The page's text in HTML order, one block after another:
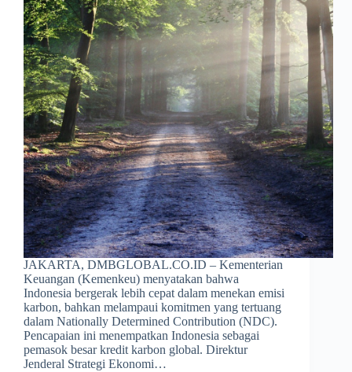
JAKARTA, DMBGLOBAL.CO.ID – Kementerian
Keuangan (Kemenkeu) menyatakan bahwa
Indonesia bergerak lebih cepat dalam menekan emisi
karbon, bahkan melampaui komitmen yang tertuang
dalam Nationally Determined Contribution (NDC).
Pencapaian ini menempatkan Indonesia sebagai
pemasok besar kredit karbon global. Direktur
Jenderal Strategi Ekonomi…